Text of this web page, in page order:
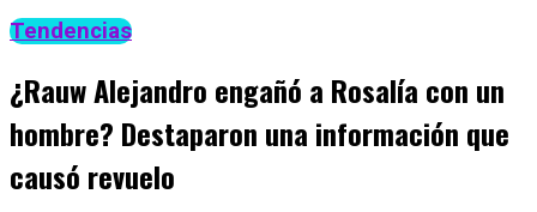
Tendencias
¿Rauw Alejandro engañó a Rosalía con un
hombre? Destaparon una información que
causó revuelo